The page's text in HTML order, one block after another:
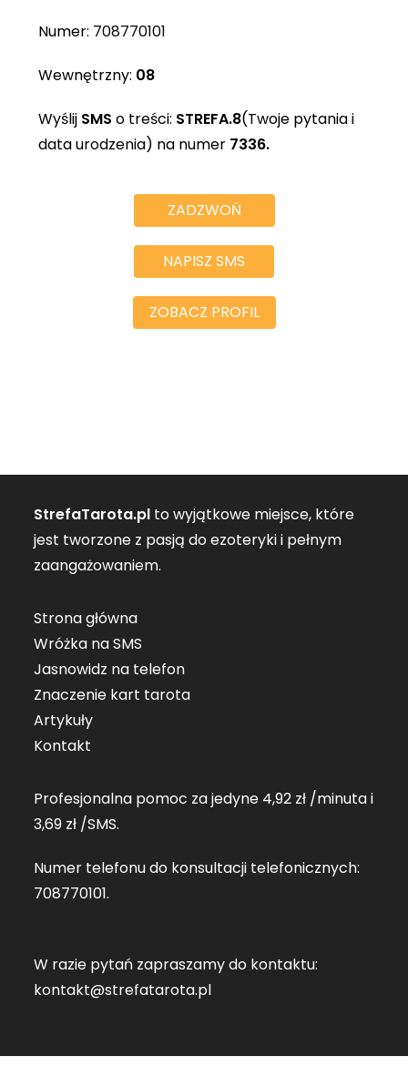
Numer: 708770101
Wewnętrzny: 08
Wyślij SMS o treści: STREFA.8(Twoje pytania i
data urodzenia) na numer 7336.
ZADZWOŃ
NAPISZ SMS
ZOBACZ PROFIL
StrefaTarota.pl to wyjątkowe miejsce, które
jest tworzone z pasją do ezoteryki i pełnym
zaangażowaniem.
Strona główna
Wróżka na SMS
Jasnowidz na telefon
Znaczenie kart tarota
Artykuły
Kontakt
Profesjonalna pomoc za jedyne 4,92 zł /minuta i
3,69 zł /SMS.
Numer telefonu do konsultacji telefonicznych:
708770101.
W razie pytań zapraszamy do kontaktu:
kontakt@strefatarota.pl